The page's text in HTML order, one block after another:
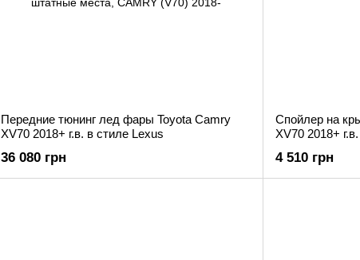
Передние тюнинг лед фары Toyota Camry
XV70 2018+ г.в. в стиле Lexus
36 080 грн
Спойлер на
XV70 2018+
4 510 грн